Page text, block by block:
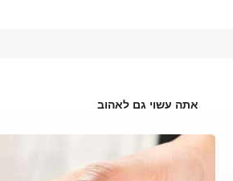
אתה עשוי גם לאהוב